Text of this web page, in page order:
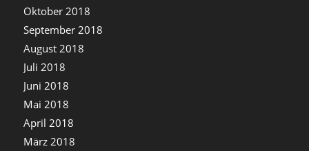
Oktober 2018
September 2018
August 2018
Juli 2018
Juni 2018
Mai 2018
April 2018
März 2018